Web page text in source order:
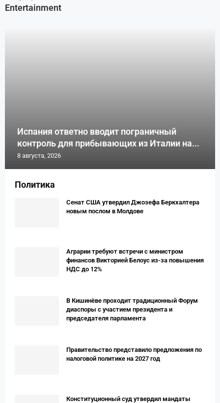
Entertainment
Испания ответно вводит пограничный
контроль для прибывающих из Италии на...
8 августа, 2026
Политика
Сенат США утвердил Джозефа Беркхалтера
новым послом в Молдове
Аграрии требуют встречи с министром
финансов Викторией Белоус из-за повышения
НДС до 12%
В Кишинёве проходит традиционный Форум
диаспоры с участием президента и
председателя парламента
Правительство представило предложения по
налоговой политике на 2027 год
Конституционный суд утвердил мандаты